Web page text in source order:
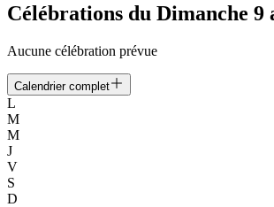
Célébrations du Dimanche 9
Aucune célébration prévue
Calendrier complet
L
M
M
J
V
S
D